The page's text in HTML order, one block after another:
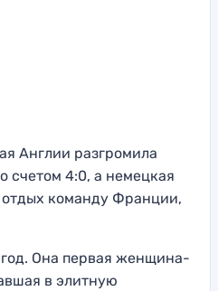
Англии разгромила
счетом 4:0, а немецкая
команду Франции,
Она первая женщина-
в элитную